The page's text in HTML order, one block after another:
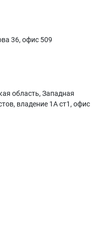
36, офис 509
область, Западная
владение 1А ст1, офис